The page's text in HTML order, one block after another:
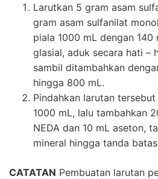
Larutkan 5 gram asam
gram asam sulfanilat
piala 1000 mL dengan 140
glasial, aduk secara hati –
sambil ditambahkan
hingga 800 mL.
Pindahkan larutan
1000 mL, lalu tambahkan
NEDA dan 10 mL aseton,
mineral hingga tanda
CATATAN Pembuatan larutan